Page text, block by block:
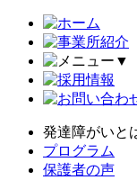
▼
発達障がいと
プログラム
保護者の声